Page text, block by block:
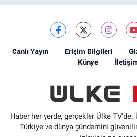
Canlı Yayın Erişim Bilgileri
Künye
Haber her yerde, gerçekler Ülke TV'de.
Türkiye ve dünya gündemini